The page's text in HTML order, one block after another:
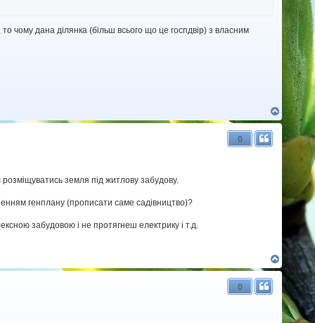
чому дана ділянка (більш всього що це госпдвір) з власним
о
г
о
р
0
розміщуватись земля під житлову забудову.
генплану (прописати саме садівництво)?
забудовою і не протягнеш електрику і т.д.
о
г
о
р
и
0